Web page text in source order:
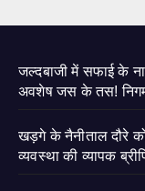
जल्दबाजी में सफाई के
अवशेष जस के तस! निगम
खड़गे के नैनीताल दौरे
व्यवस्था की व्यापक